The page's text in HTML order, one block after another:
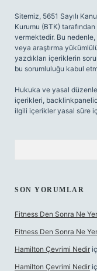
Sitemiz, 5651 Sayılı
Kurumu (BTK)
vermektedir. Bu
veya araştırma
yazdıkları içeriklerin
bu sorumluluğu kabul
Hukuka ve yasal
içerikleri,
ilgili içerikler yasal süre
SON YORUMLAR
Fitness Den Sonra Ne
Fitness Den Sonra Ne
Hamilton Çevrimi Nedir
Hamilton Çevrimi Nedir